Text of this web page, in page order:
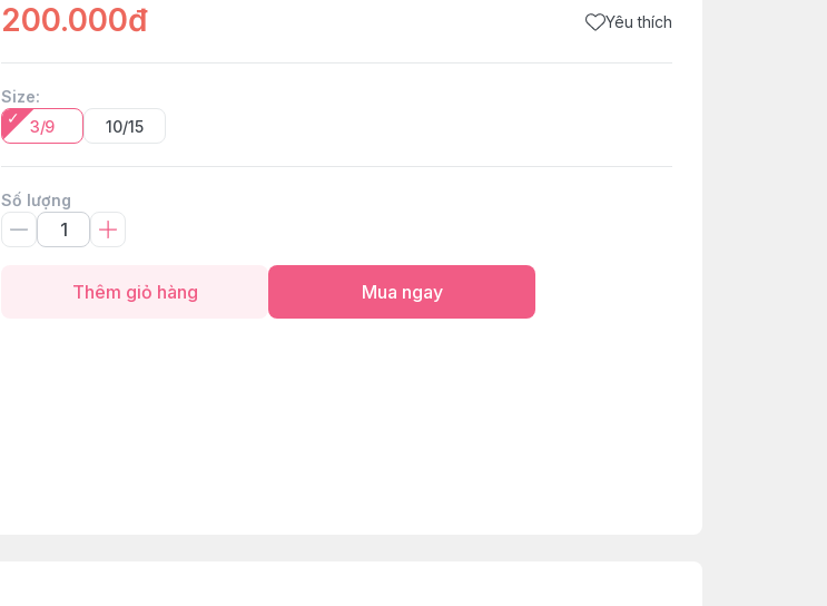
200.000đ Yêu thích
Size:
3/9
10/15
Số lượng
Thêm giỏ hàng Mua ngay